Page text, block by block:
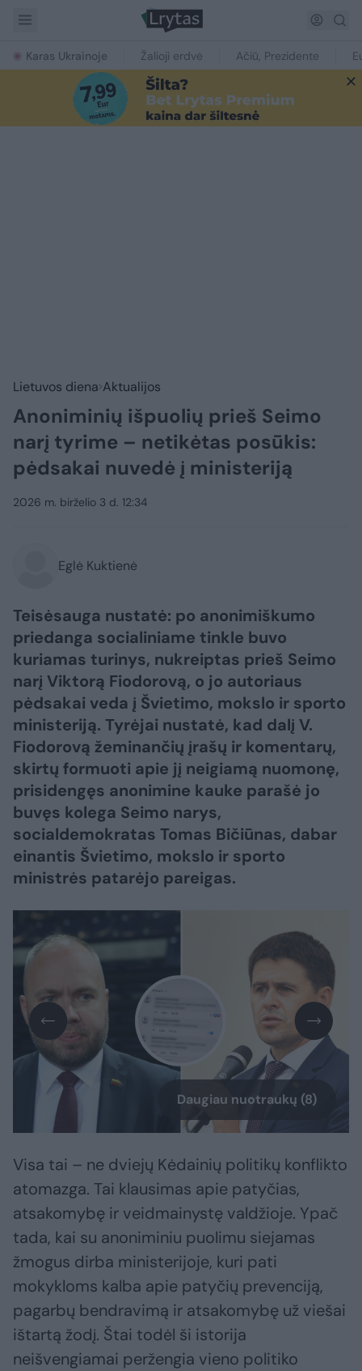
Karas Ukrainoje Žalioji erdvė Ačiū, Prezidente
Lietuvos diena Aktualijos
Anoniminių išpuolių prieš Seimo
narį tyrime – netikėtas posūkis:
pėdsakai nuvedė į ministeriją
2026 m. birželio 3 d. 12:34
Eglė Kuktienė
Teisėsauga nustatė: po anonimiškumo
priedanga socialiniame tinkle buvo
kuriamas turinys, nukreiptas prieš Seimo
narį Viktorą Fiodorovą, o jo autoriaus
pėdsakai veda į Švietimo, mokslo ir sporto
ministeriją. Tyrėjai nustatė, kad dalį V.
Fiodorovą žeminančių įrašų ir komentarų,
skirtų formuoti apie jį neigiamą nuomonę,
prisidengęs anonimine kauke parašė jo
buvęs kolega Seimo narys,
socialdemokratas Tomas Bičiūnas, dabar
einantis Švietimo, mokslo ir sporto
ministrės patarėjo pareigas.
Daugiau nuotraukų (8)
Visa tai – ne dviejų Kėdainių politikų konflikto
atomazga. Tai klausimas apie patyčias,
atsakomybę ir veidmainystę valdžioje. Ypač
tada, kai su anoniminiu puolimu siejamas
žmogus dirba ministerijoje, kuri pati
mokykloms kalba apie patyčių prevenciją,
pagarbų bendravimą ir atsakomybę už viešai
ištartą žodį. Štai todėl ši istorija
neišvengiamai peržengia vieno politiko